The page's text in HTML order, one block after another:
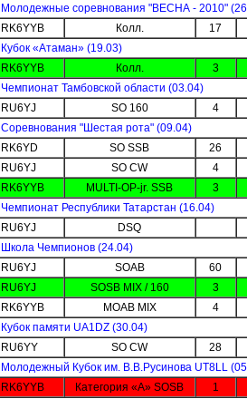
Молодежные соревнования "ВЕСНА - 2010"
RK6YYB
Колл.
17
Кубок «Атаман» (19.03)
RK6YYB
Колл.
3
Чемпионат Тамбовской области (03.04)
RU6YJ
SO 160
4
Соревнования "Шестая рота" (09.04)
RK6YD
SO SSB
26
RU6YJ
SO CW
4
RK6YYB
MULTI-OP-jr. SSB
3
Чемпионат Республики Татарстан (16.04)
RU6YJ
DSQ
Школа Чемпионов (24.04)
RU6YJ
SOAB
60
RU6YJ
SOSB MIX / 160
3
RK6YYB
MOAB MIX
4
Кубок памяти UA1DZ (30.04)
RU6YY
SO CW
28
Молодежный Кубок им. В.В.Русинова UT8LL
RK6YYB
Категория «А» SOSB
1